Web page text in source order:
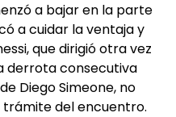
a bajar en la parte
a cuidar la ventaja y
que dirigió otra vez
derrota consecutiva
Diego Simeone, no
del encuentro.